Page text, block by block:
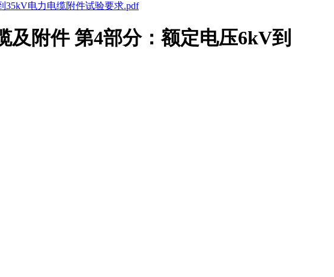
35kV电力电缆附件试验要求.pdf
及附件 第4部分：额定电压6kV到